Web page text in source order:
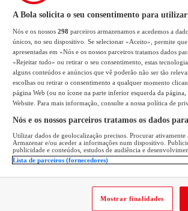
A Bola solicita o seu consentimento para utilizar
Nós e os nossos 298 parceiros armazenamos e acedemos a
únicos, no seu dispositivo. Se selecionar «Aceito», permite
apresentadas em «Nós e os nossos parceiros tratamos dados
«Rejeitar tudo» ou retirar o seu consentimento, estas
alguns conteúdos e anúncios que vê poderão não ser tão
escolhas ou retirar o consentimento a qualquer momento
página Web (ou no ícone na parte inferior esquerda da página,
Website. Para mais informação, consulte a nossa política de
Nós e os nossos parceiros tratamos os dados
Utilizar dados de geolocalização precisos. Procurar
Armazenar e/ou aceder a informações num dispositivo.
publicidade e conteúdos, estudos de audiência e
Lista de parceiros (fornecedores)
Mostrar finalidades